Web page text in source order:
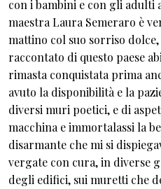
con i bambini e con gli adulti
maestra Laura Semeraro è
mattino col suo sorriso
raccontato di questo paese
rimasta conquistata prima
avuto la disponibilità e la
diversi muri poetici, e di
macchina e immortalassi la
disarmante che mi si
vergate con cura, in diverse
degli edifici, sui muretti che